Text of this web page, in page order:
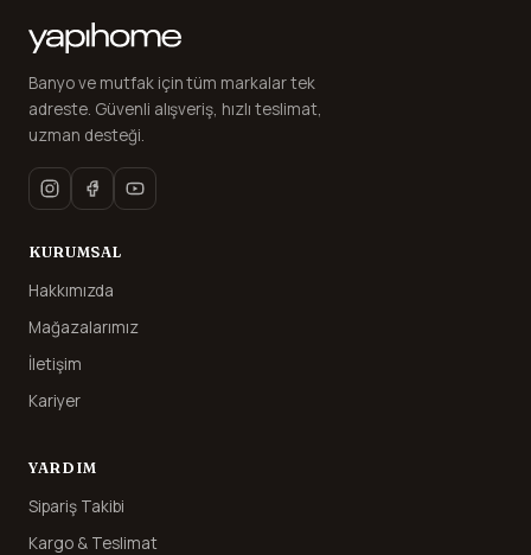
Banyo ve mutfak için tüm markalar tek
adreste. Güvenli alışveriş, hızlı teslimat,
uzman desteği.
KURUMSAL
Hakkımızda
Mağazalarımız
İletişim
Kariyer
YARDIM
Sipariş Takibi
Kargo & Teslimat